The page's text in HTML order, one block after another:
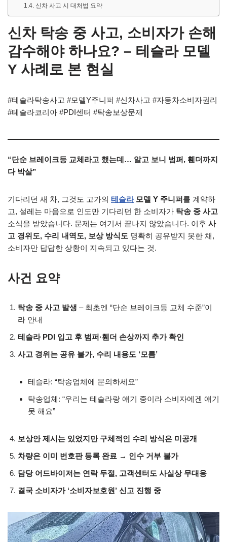
신차 사고 시 대처법 요약
신차 탁송 중 사고, 소비자가 손해
감수해야 하나요? – 테슬라 모델
Y 사례로 본 현실
#테슬라탁송사고 #모델Y주니퍼 #신차사고 #자동차소비자권리
#테슬라코리아 #PDI센터 #탁송보상문제
“단순 브레이크등 교체라고 했는데… 알고 보니 범퍼, 휀더까지
다 박살”
기다리던 새 차, 그것도 고가의 테슬라모델 Y 주니퍼를 계약하
고, 설레는 마음으로 인도만 기다리던 한 소비자가 탁송 중 사고
소식을 받았습니다. 문제는 여기서 끝나지 않았습니다. 이후 사
고 경위도, 수리 내역도, 보상 방식도 명확히 공유받지 못한 채,
소비자만 답답한 상황이 지속되고 있다는 것.
사건 요약
탁송 중 사고 발생 – 최초엔 “단순 브레이크등 교체 수준”이
라 안내
테슬라 PDI 입고 후 범퍼·휀더 손상까지 추가 확인
사고 경위는 공유 불가, 수리 내용도 ‘모름’
테슬라: “탁송업체에 문의하세요”
탁송업체: “우리는 테슬라랑 얘기 중이라 소비자에겐 얘기
못 해요”
보상안 제시는 있었지만 구체적인 수리 방식은 미공개
차량은 이미 번호판 등록 완료 → 인수 거부 불가
담당 어드바이저는 연락 두절, 고객센터도 사실상 무대응
결국 소비자가 ‘소비자보호원’ 신고 진행 중